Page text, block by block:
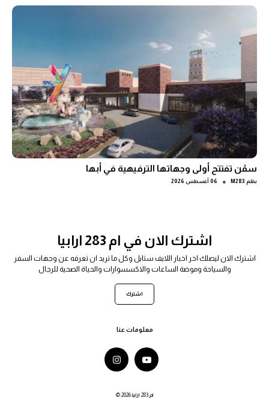
سڤن تفتتح أولى وجهاتها الترفيهية في أبها
بقلم M283
● 06 أغسطس 2026
اشترك الان في ام 283 ارابيا
اشترك الان ليصلك اخر اخبار اللايف ستايل وكل ما تريد ان تعرفه عن وجهات السفر
والسياحة وموضة الساعات والاكسسوارات والحياة الصحية للرجال
اشترك
معلومات عنا
© 2026 ام 283 ارابيا